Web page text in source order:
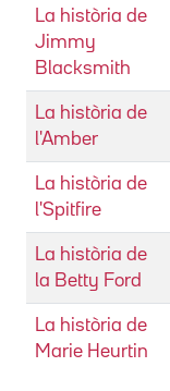
La història de
Jimmy
Blacksmith
La història de
l'Amber
La història de
l'Spitfire
La història de
la Betty Ford
La història de
Marie Heurtin